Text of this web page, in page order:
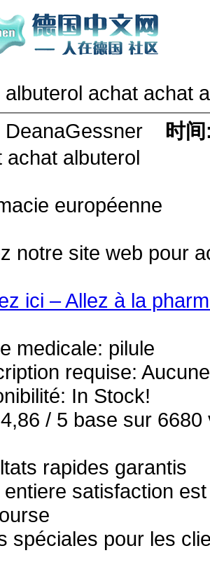
albuterol achat achat
DeanaGessner 时
achat albuterol
européenne
notre site web pour
ici – Allez à la
medicale: pilule
requise:
In Stock!
/ 5 base sur 6680
rapides garantis
entiere satisfaction
spéciales pour les